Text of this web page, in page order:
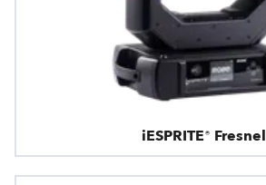
iESPRITE® Fresnel